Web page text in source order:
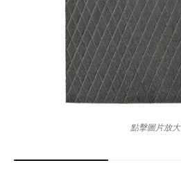
點擊圖片放大